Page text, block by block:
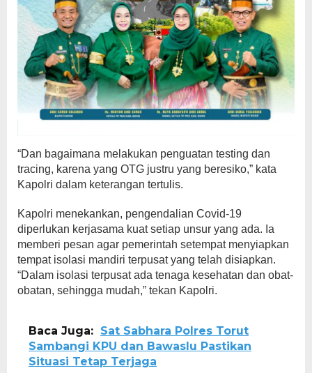
“Dan bagaimana melakukan penguatan testing dan
tracing, karena yang OTG justru yang beresiko,” kata
Kapolri dalam keterangan tertulis.
Kapolri menekankan, pengendalian Covid-19
diperlukan kerjasama kuat setiap unsur yang ada. Ia
memberi pesan agar pemerintah setempat menyiapkan
tempat isolasi mandiri terpusat yang telah disiapkan.
“Dalam isolasi terpusat ada tenaga kesehatan dan obat-
obatan, sehingga mudah,” tekan Kapolri.
Baca Juga: Sat Sabhara Polres Torut
Sambangi KPU dan Bawaslu Pastikan
Situasi Tetap Terjaga